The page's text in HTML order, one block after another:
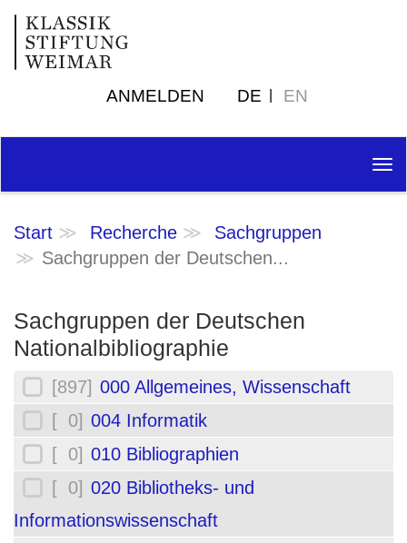
ANMELDEN DE EN
Start Recherche
Sachgruppen
Sachgruppen der Deutschen...
Sachgruppen der Deutschen
Nationalbibliographie
[897] 000 Allgemeines, Wissenschaft
[ 0] 004 Informatik
[ 0] 010 Bibliographien
[ 0] 020 Bibliotheks- und
Informationswissenschaft